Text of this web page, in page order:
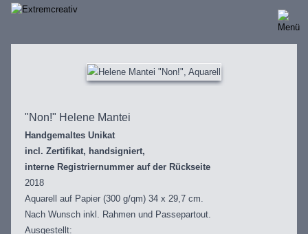
Direkt
"Non!" Helene Mantei
Handgemaltes Unikat
incl. Zertifikat, handsigniert,
interne Registriernummer auf der Rückseite
2018
Aquarell auf Papier (300 g/qm) 34 x 29,7 cm.
Nach Wunsch inkl. Rahmen und Passepartout.
Ausgestellt: